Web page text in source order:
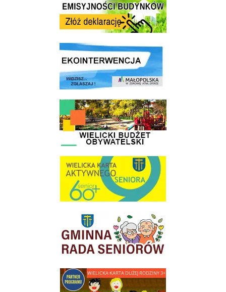
link do strony ekointerwencja dot.- powietrza
link do strony - Wielicki Budżet Obywatelski
link do strony Wielicka Karta Aktywnego Seniora
link do strony Gminnej Rady Seniorow - Wieliczka
link do strony - Wielicka Karta Dużej Rodziny